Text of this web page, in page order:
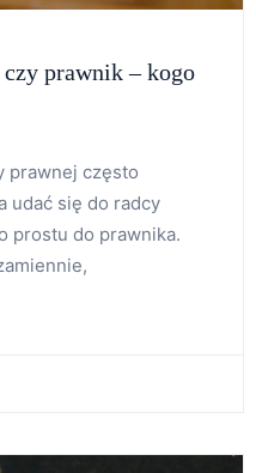
czy prawnik – kogo
prawnej często
udać się do radcy
prostu do prawnika.